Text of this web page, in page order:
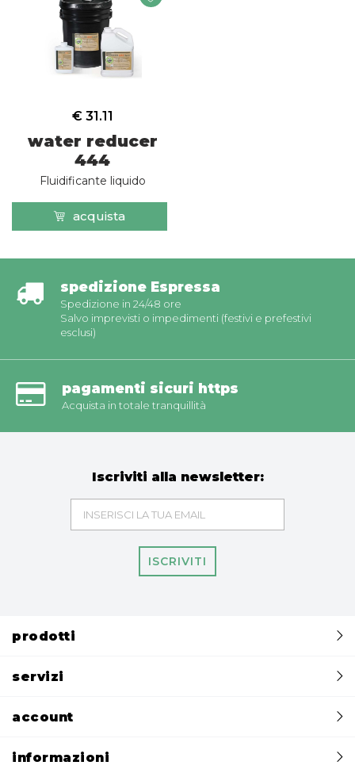
water reducer
444
Fluidificante liquido
€ 31.11
acquista
spedizione Espressa
Spedizione in 24/48 ore
Salvo imprevisti o impedimenti (festivi e prefestivi
esclusi)
pagamenti sicuri https
Acquista in totale tranquillità
Iscriviti alla newsletter:
ISCRIVITI
prodotti
servizi
account
informazioni